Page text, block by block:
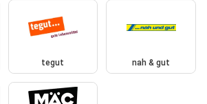
tegut nah & gut